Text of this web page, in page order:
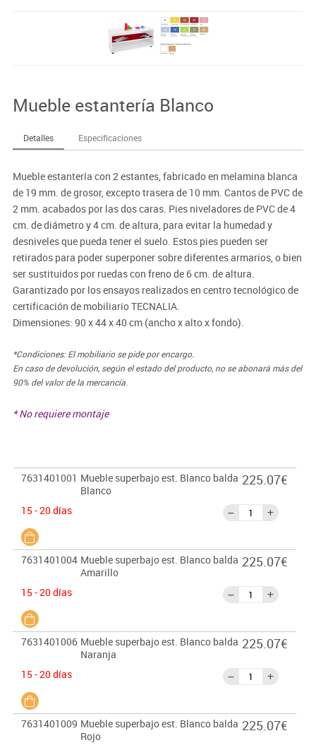
Mueble estantería Blanco
Detalles Especificaciones
Mueble estantería con 2 estantes, fabricado en melamina blanca
de 19 mm. de grosor, excepto trasera de 10 mm. Cantos de PVC de
2 mm. acabados por las dos caras. Pies niveladores de PVC de 4
cm. de diámetro y 4 cm. de altura, para evitar la humedad y
desniveles que pueda tener el suelo. Estos pies pueden ser
retirados para poder superponer sobre diferentes armarios, o bien
ser sustituidos por ruedas con freno de 6 cm. de altura.
Garantizado por los ensayos realizados en centro tecnológico de
certificación de mobiliario TECNALIA.
Dimensiones: 90 x 44 x 40 cm (ancho x alto x fondo).
*Condiciones: El mobiliario se pide por encargo.
En caso de devolución, según el estado del producto, no se abonará más del
90% del valor de la mercancía.
* No requiere montaje
7631401001 Mueble superbajo est. Blanco balda
Blanco
15 - 20 días
225.07€
7631401004 Mueble superbajo est. Blanco balda
Amarillo
15 - 20 días
225.07€
7631401006 Mueble superbajo est. Blanco balda
Naranja
15 - 20 días
225.07€
7631401009 Mueble superbajo est. Blanco balda
Rojo
225.07€